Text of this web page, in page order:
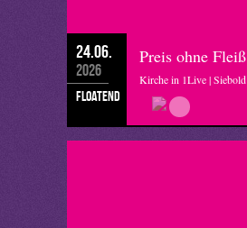
24.06.
2026
floatend
Preis ohne Fleiß
Kirche in 1Live | Siebold